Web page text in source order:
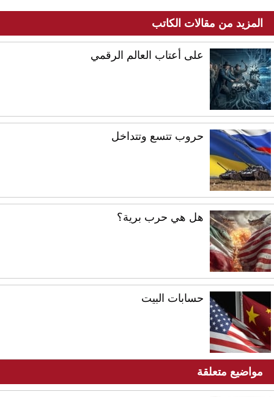
المزيد من مقالات الكاتب
على أعتاب العالم الرقمي
حروب تتسع وتتداخل
هل هي حرب برية؟
حسابات البيت
مواضيع متعلقة